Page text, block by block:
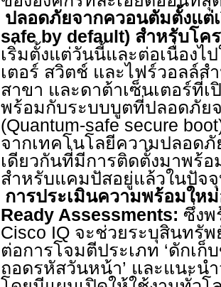
ปลอดภัยจากควอนตัมตั้งแต่
safe by default) สำหรับโค
เริ่มตั้งแต่วันนี้และต่อเนื่องไ
เตอร์ สวิตช์ และไฟร์วอลล์ส
สาขา และดาต้าเซ็นเตอร์ที่
พร้อมกับระบบบูตที่ปลอดภัย
(Quantum-safe secure
จากเทคโนโลยีความปลอด
เดียวกันที่มีการติดตั้งมาพร้
สำหรับแคมปัสอยู่แล้วในปัจ
การประเมินความพร้อมให
Ready Assessments: ซึ่งพ
Cisco IQ จะช่วยระบุสินทรัพ
ต่อการโจมตีประเภท ‘ดักเก็
ถอดรหัสวันหน้า’ และแนะน